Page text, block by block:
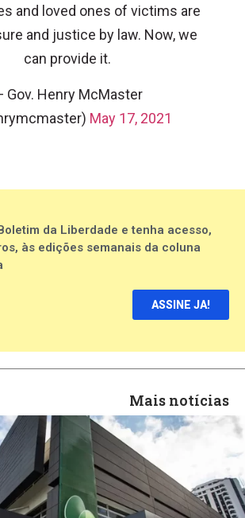
and loved ones of victims are
and justice by law. Now, we
can provide it.
Gov. Henry McMaster
May 17, 2021
da Liberdade e tenha acesso,
às edições semanais da coluna
ASSINE JA!
Mais notícias